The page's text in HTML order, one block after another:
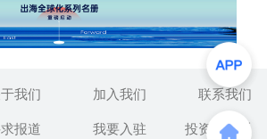
我们 加入我们
联系我们
报道 我要入驻 投资者关系